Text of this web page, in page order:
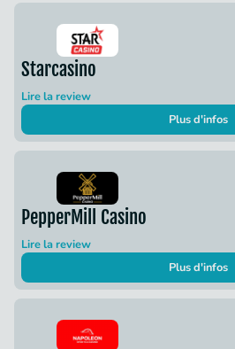
Starcasino
Lire la review
Plus d'infos
PepperMill Casino
Lire la review
Plus d'infos